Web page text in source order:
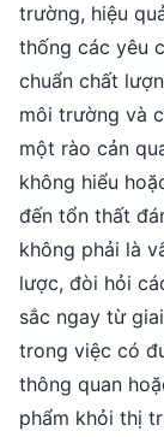
trường, hiệu
thống các yêu
chuẩn chất
môi trường và
một rào cản
không hiểu
đến tổn thất
không phải là
lược, đòi hỏi
sắc ngay từ
trong việc có
thông quan
phẩm khỏi thị